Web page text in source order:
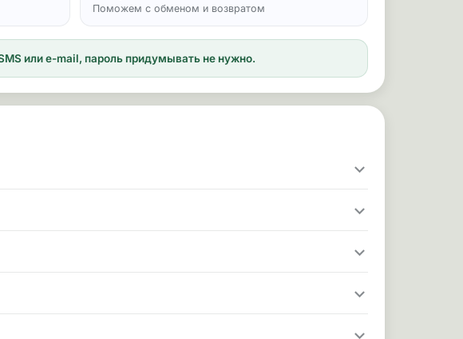
Поможем с обменом и возвратом
или e-mail, пароль придумывать не нужно.